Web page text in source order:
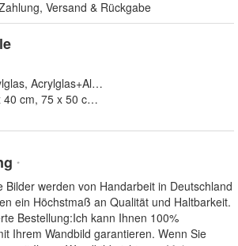
Versand & Rückgabe
Acrylglas+Aluminium, Leinwand 2cm
*
Bilder werden von Handarbeit in Deutschland
ein Höchstmaß an Qualität und Haltbarkeit.
Bestellung:Ich kann Ihnen 100%
Ihrem Wandbild garantieren. Wenn Sie